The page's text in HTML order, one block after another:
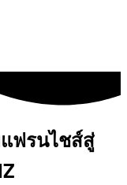
ฟรนไชส์สู่